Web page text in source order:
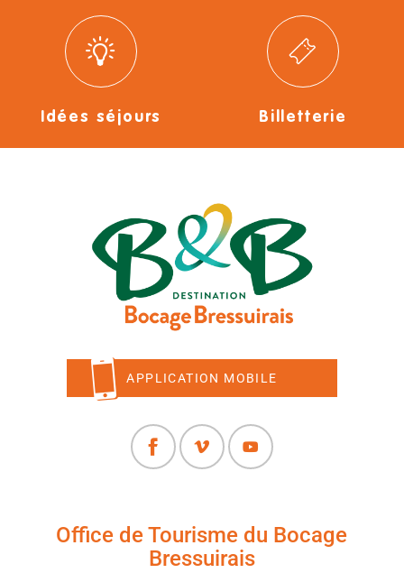
Idées séjours Billetterie
APPLICATION MOBILE
Office de Tourisme du Bocage
Bressuirais